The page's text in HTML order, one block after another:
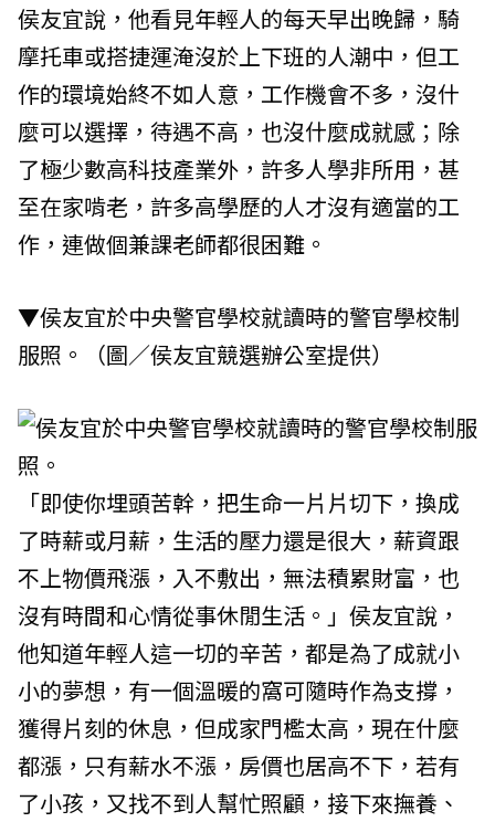
侯友宜說，他看見年輕人的每天早出晚歸，騎
摩托車或搭捷運淹沒於上下班的人潮中，但工
作的環境始終不如人意，工作機會不多，沒什
麼可以選擇，待遇不高，也沒什麼成就感；除
了極少數高科技產業外，許多人學非所用，甚
至在家啃老，許多高學歷的人才沒有適當的工
作，連做個兼課老師都很困難。
▼侯友宜於中央警官學校就讀時的警官學校制
服照。（圖／侯友宜競選辦公室提供）
「即使你埋頭苦幹，把生命一片片切下，換成
了時薪或月薪，生活的壓力還是很大，薪資跟
不上物價飛漲，入不敷出，無法積累財富，也
沒有時間和心情從事休閒生活。」侯友宜說，
他知道年輕人這一切的辛苦，都是為了成就小
小的夢想，有一個溫暖的窩可隨時作為支撐，
獲得片刻的休息，但成家門檻太高，現在什麼
都漲，只有薪水不漲，房價也居高不下，若有
了小孩，又找不到人幫忙照顧，接下來撫養、